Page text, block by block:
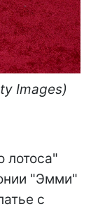
Images)
лотоса"
"Эмми"
с